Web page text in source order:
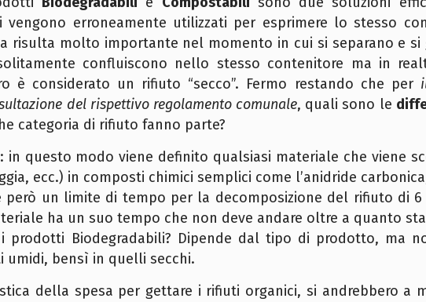
erroneamente utilizzati per esprimere lo stesso
risulta molto importante nel momento in cui si separano e
confluiscono nello stesso contenitore ma in
è considerato un rifiuto “secco”. Fermo restando che per
del rispettivo regolamento comunale, quali sono le
categoria di rifiuto fanno parte?
in questo modo viene definito qualsiasi materiale che viene
ecc.) in composti chimici semplici come l’anidride
però un limite di tempo per la decomposizione del rifiuto di
ha un suo tempo che non deve andare oltre a quanto
prodotti Biodegradabili? Dipende dal tipo di prodotto, ma
bensì in quelli secchi.
della spesa per gettare i rifiuti organici, si andrebbero a